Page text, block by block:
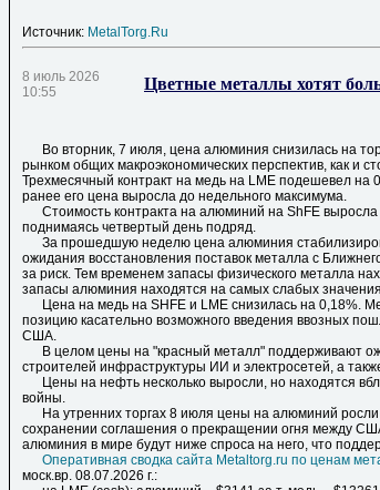
Источник: MetalTorg.Ru
8 июль 2026
10:55
Цветные металлы хотят
Во вторник, 7 июля, цена алюминия снизилась на
рынком общих макроэкономических перспектив, как и
Трехмесячный контракт на медь на LME подешевел на
ранее его цена выросла до недельного максимума.
Стоимость контракта на алюминий на ShFE
поднимаясь четвертый день подряд.
За прошедшую неделю цена алюминия
ожидания восстановления поставок металла с
за риск. Тем временем запасы физического металла
запасы алюминия находятся на самых слабых
Цена на медь на SHFE и LME снизилась на 0,18%.
позицию касательно возможного введения ввозных
США.
В целом цены на "красный металл" поддерживают
строителей инфраструктуры ИИ и электросетей, а
Цены на нефть несколько выросли, но находятся
войны.
На утренних торгах 8 июля цены на алюминий
сохранении соглашения о прекращении огня между
алюминия в мире будут ниже спроса на него, что
Оперативная сводка сайта Metaltorg.ru по ценам
моск.вр. 08.07.2026 г.: